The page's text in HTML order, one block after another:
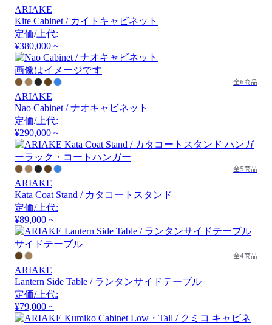
ARIAKE
Kite Cabinet / カイトキャビネット
定価/上代:
¥380,000 ~
画像はイメージです
全6商品
ARIAKE
Nao Cabinet / ナオキャビネット
定価/上代:
¥290,000 ~
全5商品
ARIAKE
Kata Coat Stand / カタコートスタンド
定価/上代:
¥89,000 ~
全4商品
ARIAKE
Lantern Side Table / ランタンサイドテーブル
定価/上代:
¥79,000 ~